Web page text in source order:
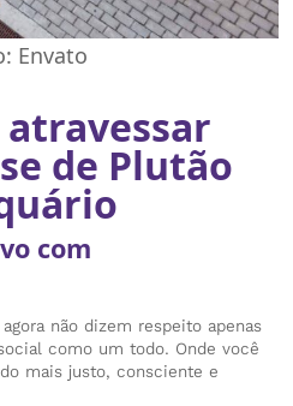
Envato
atravessar
de Plutão
com
não dizem respeito apenas
como um todo. Onde você
mais justo, consciente e